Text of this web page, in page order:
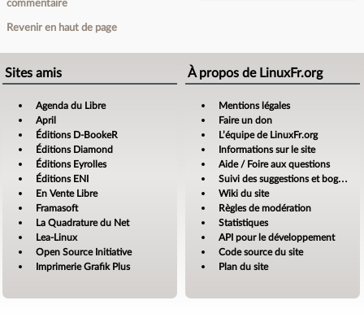
commentaire
Revenir en haut de page
Sites amis
Agenda du Libre
April
Éditions D-BookeR
Éditions Diamond
Éditions Eyrolles
Éditions ENI
En Vente Libre
Framasoft
La Quadrature du Net
Lea-Linux
Open Source Initiative
Imprimerie Grafik Plus
À propos de LinuxFr.org
Mentions légales
Faire un don
L’équipe de LinuxFr.org
Informations sur le site
Aide / Foire aux questions
Suivi des suggestions et bogues
Wiki du site
Règles de modération
Statistiques
API pour le développement
Code source du site
Plan du site